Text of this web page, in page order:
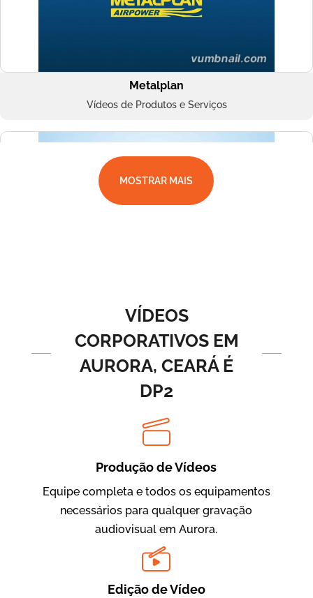
Metalplan
Vídeos de Produtos e Serviços
BRF Parceiros
Vídeos de Integração e Segurança
MOSTRAR MAIS
VÍDEOS
CORPORATIVOS EM
AURORA, CEARÁ É
DP2
Produção de Vídeos
Equipe completa e todos os equipamentos
necessários para qualquer gravação
audiovisual em Aurora.
Edição de Vídeo